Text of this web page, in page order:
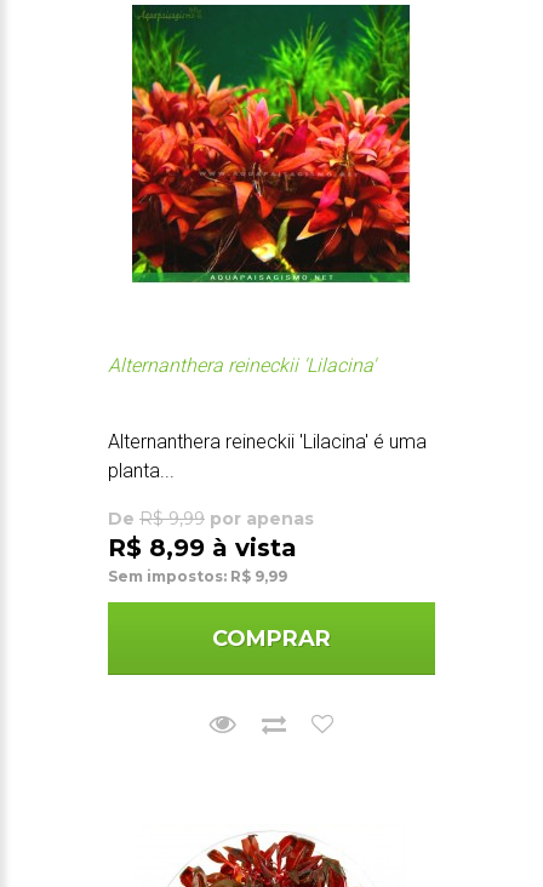
Alternanthera reineckii 'Lilacina'
Alternanthera reineckii 'Lilacina' é uma
planta...
De R$ 9,99 por apenas
R$ 8,99 à vista
Sem impostos: R$ 9,99
COMPRAR